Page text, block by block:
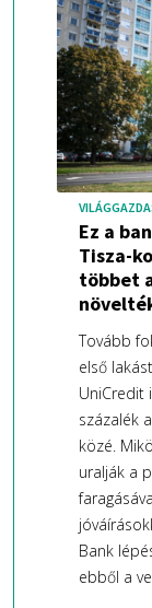
Ez a
Tisza-
többet
Tovább
első
UniCredit
százalék
közé.
uralják a
Bank
ebből a